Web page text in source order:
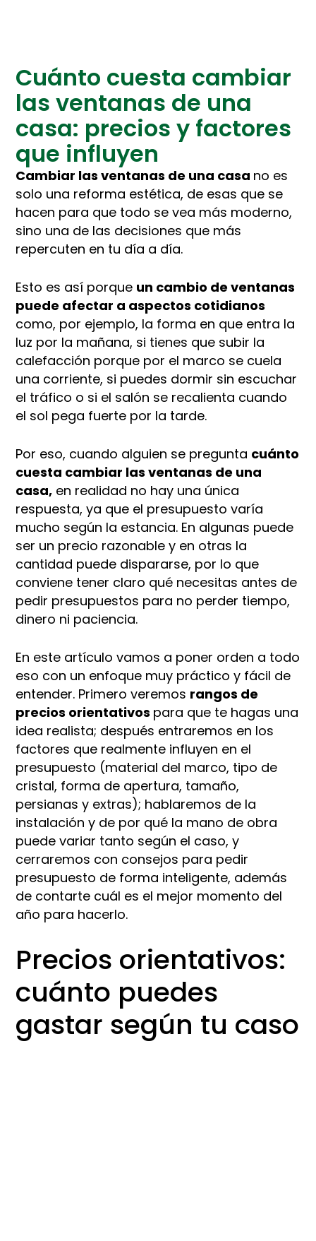
Cuánto cuesta cambiar
las ventanas de una
casa: precios y factores
que influyen
Cambiar las ventanas de una casa no es
solo una reforma estética, de esas que se
hacen para que todo se vea más moderno,
sino una de las decisiones que más
repercuten en tu día a día.
Esto es así porque un cambio de ventanas
puede afectar a aspectos cotidianos
como, por ejemplo, la forma en que entra la
luz por la mañana, si tienes que subir la
calefacción porque por el marco se cuela
una corriente, si puedes dormir sin escuchar
el tráfico o si el salón se recalienta cuando
el sol pega fuerte por la tarde.
Por eso, cuando alguien se pregunta cuánto
cuesta cambiar las ventanas de una
casa, en realidad no hay una única
respuesta, ya que el presupuesto varía
mucho según la estancia. En algunas puede
ser un precio razonable y en otras la
cantidad puede dispararse, por lo que
conviene tener claro qué necesitas antes de
pedir presupuestos para no perder tiempo,
dinero ni paciencia.
En este artículo vamos a poner orden a todo
eso con un enfoque muy práctico y fácil de
entender. Primero veremos rangos de
precios orientativos para que te hagas una
idea realista; después entraremos en los
factores que realmente influyen en el
presupuesto (material del marco, tipo de
cristal, forma de apertura, tamaño,
persianas y extras); hablaremos de la
instalación y de por qué la mano de obra
puede variar tanto según el caso, y
cerraremos con consejos para pedir
presupuesto de forma inteligente, además
de contarte cuál es el mejor momento del
año para hacerlo.
Precios orientativos:
cuánto puedes
gastar según tu caso